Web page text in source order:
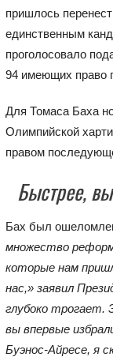
пришлось
единственным
проголосовало
94 имеющих право
Для Томаса Баха
Олимпийской
правом
Быстрее,
Бах был
множество
которые нам
нас,» заявил
глубоко трогает.
вы впервые
Буэнос-Айресе, я